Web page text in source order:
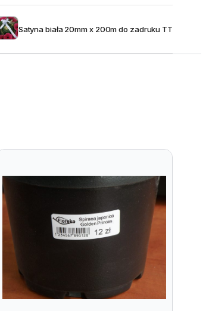
Satyna biała 20mm x 200m do zadruku TT